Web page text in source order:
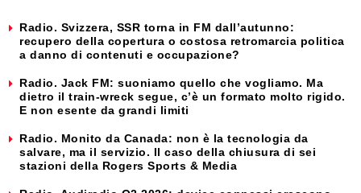
Radio. Svizzera, SSR torna in FM dall’autunno:
recupero della copertura o costosa retromarcia politica
a danno di contenuti e occupazione?
Radio. Jack FM: suoniamo quello che vogliamo. Ma
dietro il train-wreck segue, c’è un formato molto rigido.
E non esente da grandi limiti
Radio. Monito da Canada: non è la tecnologia da
salvare, ma il servizio. Il caso della chiusura di sei
stazioni della Rogers Sports & Media